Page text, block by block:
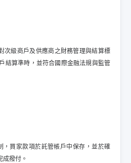
次級商戶及供應商之財務管理與結算標
結算準時，並符合國際金融法規與監管
，買家款項於託管帳戶中保存，並於確
成撥付。